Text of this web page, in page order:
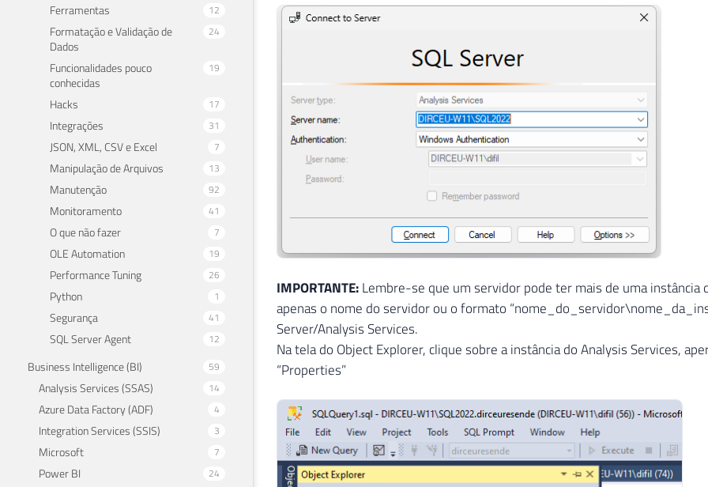
Ferramentas 12
Formatação e Validação de
Dados
24
Funcionalidades pouco
conhecidas
19
Hacks 17
Integrações 31
JSON, XML, CSV e Excel 7
Manipulação de Arquivos 13
Manutenção 92
Monitoramento 41
O que não fazer 7
OLE Automation 19
Performance Tuning 26
Python 1
Segurança 41
SQL Server Agent 12
Business Intelligence (BI) 59
Analysis Services (SSAS) 14
Azure Data Factory (ADF) 4
Integration Services (SSIS) 3
Microsoft 7
Power BI 24
IMPORTANTE:Lembre-se que um servidor pode ter mais de uma instância
apenas o nome do servidor ou o formato
Server/Analysis Services.
Na tela do Object Explorer, clique sobre a instância do Analysis Services,
“Properties”